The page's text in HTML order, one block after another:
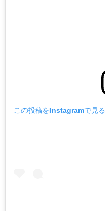
この投稿をInstagramで見る